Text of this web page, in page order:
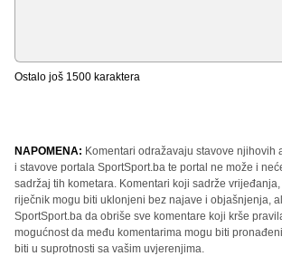
Ostalo još 1500 karaktera
NAPOMENA: Komentari odražavaju stavove njihovih
i stavove portala SportSport.ba te portal ne može i
sadržaj tih kometara. Komentari koji sadrže
riječnik mogu biti uklonjeni bez najave i objašnjenja,
SportSport.ba da obriše sve komentare koji krše
mogućnost da među komentarima mogu biti
biti u suprotnosti sa vašim uvjerenjima.